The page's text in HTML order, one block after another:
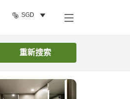
SGD
重新搜索
搜索客房